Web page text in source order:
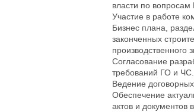
власти по вопросам
Участие в работе
Бизнес плана,
законченных
производственного
Согласование
требований ГО и ЧС.
Ведение договорных
Обеспечение
актов и документов